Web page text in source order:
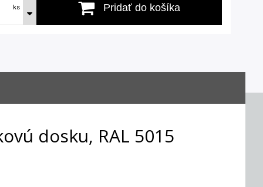
ks Pridať do košíka
dosku, RAL 5015